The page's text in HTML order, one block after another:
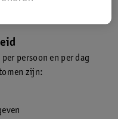
persoon en per dag
zijn: